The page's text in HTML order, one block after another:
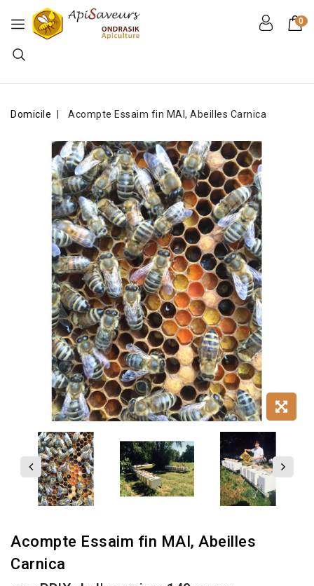
0
Domicile Acompte Essaim fin MAI, Abeilles Carnica
Acompte Essaim fin MAI, Abeilles
Carnica